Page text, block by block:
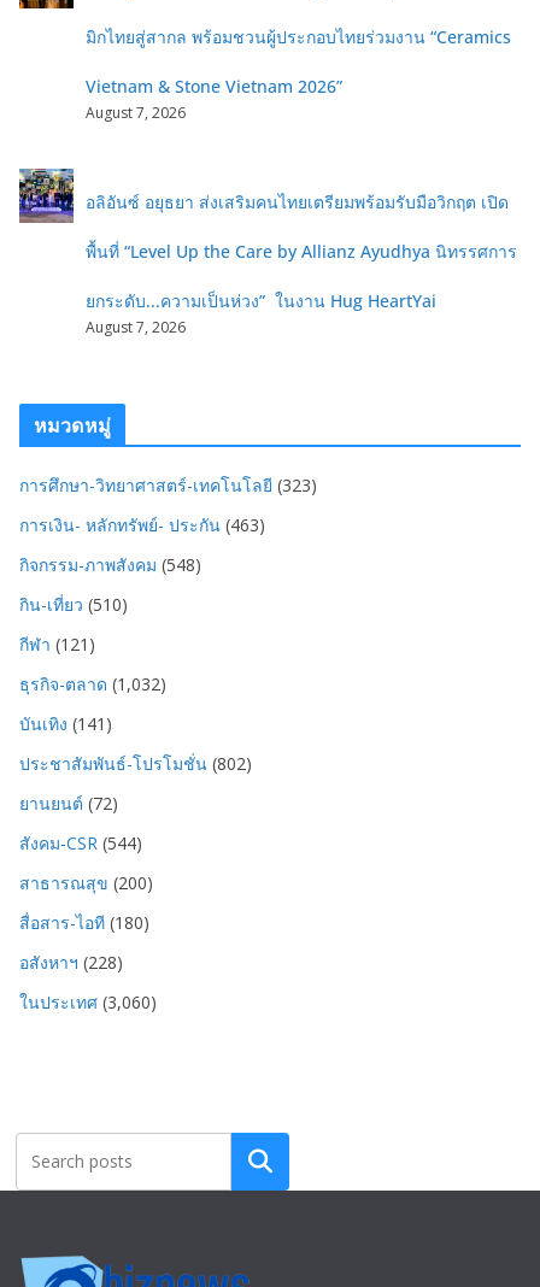
มิกไทยสู่สากล พร้อมชวนผู้ประกอบไทยร่วมงาน “Ceramics
Vietnam & Stone Vietnam 2026”
August 7, 2026
อลิอันซ์ อยุธยา ส่งเสริมคนไทยเตรียมพร้อมรับมือวิกฤต เปิด
พื้นที่ “Level Up the Care by Allianz Ayudhya นิทรรศการ
ยกระดับ...ความเป็นห่วง” ในงาน Hug HeartYai
August 7, 2026
หมวดหมู่
การศึกษา-วิทยาศาสตร์-เทคโนโลยี (323)
การเงิน- หลักทรัพย์- ประกัน (463)
กิจกรรม-ภาพสังคม (548)
กิน-เที่ยว (510)
กีฬา (121)
ธุรกิจ-ตลาด (1,032)
บันเทิง (141)
ประชาสัมพันธ์-โปรโมชั่น (802)
ยานยนต์ (72)
สังคม-CSR (544)
สาธารณสุข (200)
สื่อสาร-ไอที (180)
อสังหาฯ (228)
ในประเทศ (3,060)
Search